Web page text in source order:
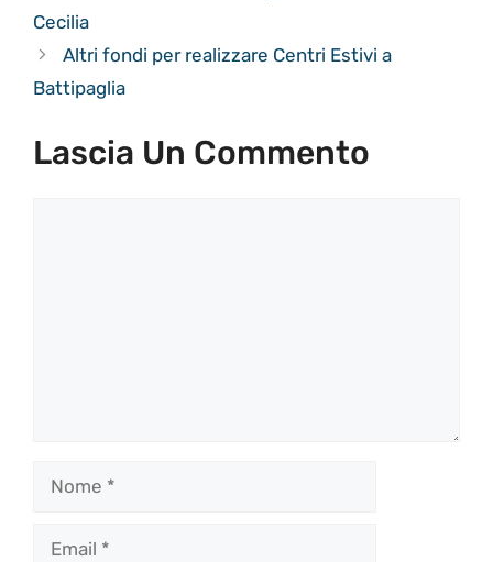
Cecilia
Altri fondi per realizzare Centri Estivi a
Battipaglia
Lascia Un Commento